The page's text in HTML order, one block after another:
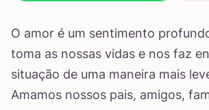
O amor é um sentimento
toma as nossas vidas e nos faz
situação de uma maneira mais
Amamos nossos pais, amigos,